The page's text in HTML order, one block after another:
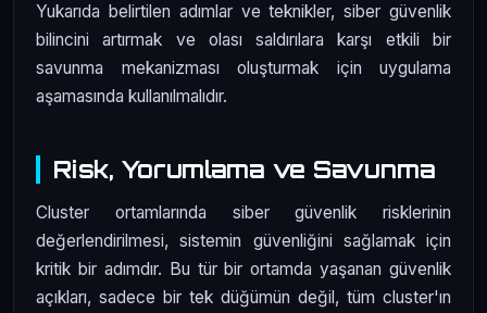
Yukarıda belirtilen adımlar ve teknikler, siber güvenlik
bilincini artırmak ve olası saldırılara karşı etkili bir
savunma mekanizması oluşturmak için uygulama
aşamasında kullanılmalıdır.
Risk, Yorumlama ve Savunma
Cluster ortamlarında siber güvenlik risklerinin
değerlendirilmesi, sistemin güvenliğini sağlamak için
kritik bir adımdır. Bu tür bir ortamda yaşanan güvenlik
açıkları, sadece bir tek düğümün değil, tüm cluster'ın